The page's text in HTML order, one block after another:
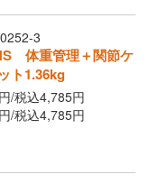
3
体重管理＋関節ケ
ト1.36kg
/税込4,785円
/税込4,785円